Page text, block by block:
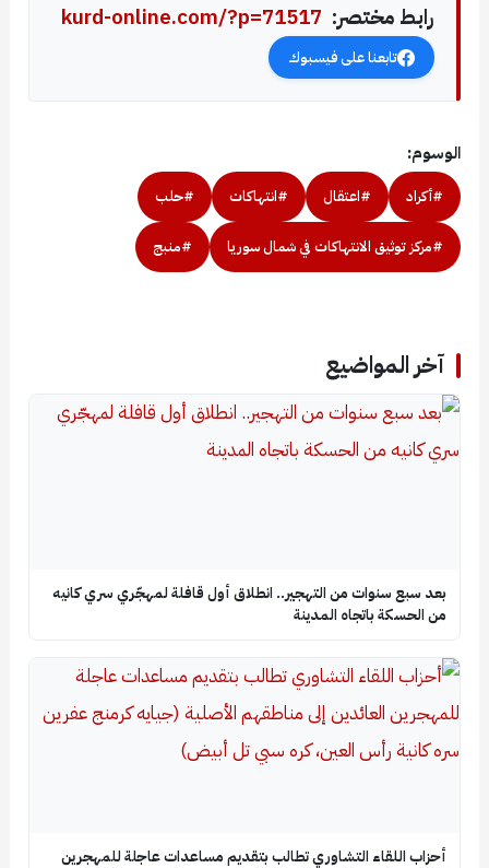
رابط مختصر: kurd-online.com/?p=71517
تابعنا على فيسبوك
الوسوم:
#أكراد #اعتقال #انتهاكات #حلب
#مركز توثيق الانتهاكات في شمال سوريا #منبج
آخر المواضيع
بعد سبع سنوات من التهجير.. انطلاق أول قافلة لمهجّري سري كانيه
من الحسكة باتجاه المدينة
أحزاب اللقاء التشاوري تطالب بتقديم مساعدات عاجلة للمهجرين